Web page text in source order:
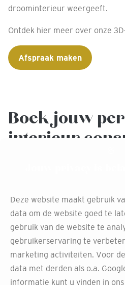
droominterieur weergeeft.
Ontdek hier meer over onze
Afspraak maken
Boek jouw
interieur
woning? Bezoek Decokay
afspraak voor persoonlijk
staan klaar om je te helpen bij
kleuren, materialen en
van jouw huis een droomhuis
Afspraak maken
Deze website maakt gebruik
data om de website goed te
gebruik van de website te
gebruikerservaring te
marketing activiteiten. Voor
data met derden als o.a.
informatie kunt u vinden in ons